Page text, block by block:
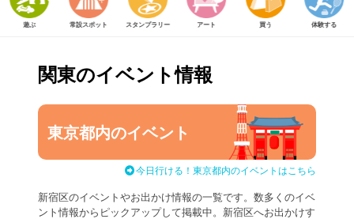
遊ぶ 常設スポット スタンプラリー アート 買う 体験する
関東のイベント情報
東京都内のイベント
今日行ける！東京都内のイベントはこちら
新宿区のイベントやお出かけ情報の一覧です。数多くのイベ
ント情報からピックアップして掲載中。新宿区へお出かけす